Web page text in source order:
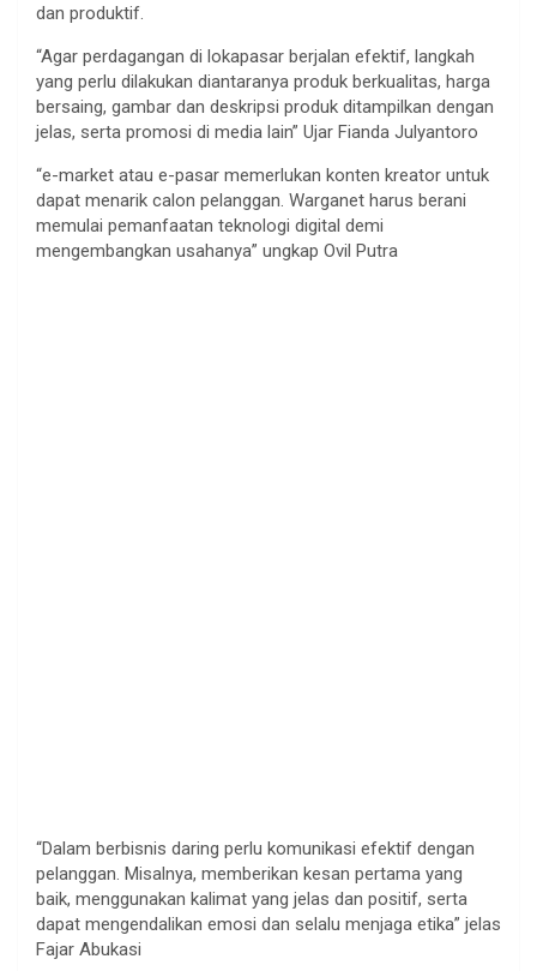
dan produktif.
“Agar perdagangan di lokapasar berjalan efektif, langkah
yang perlu dilakukan diantaranya produk berkualitas, harga
bersaing, gambar dan deskripsi produk ditampilkan dengan
jelas, serta promosi di media lain” Ujar Fianda Julyantoro
“e-market atau e-pasar memerlukan konten kreator untuk
dapat menarik calon pelanggan. Warganet harus berani
memulai pemanfaatan teknologi digital demi
mengembangkan usahanya” ungkap Ovil Putra
“Dalam berbisnis daring perlu komunikasi efektif dengan
pelanggan. Misalnya, memberikan kesan pertama yang
baik, menggunakan kalimat yang jelas dan positif, serta
dapat mengendalikan emosi dan selalu menjaga etika” jelas
Fajar Abukasi